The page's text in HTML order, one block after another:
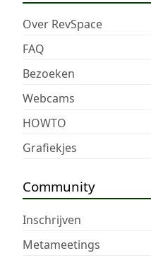
Over RevSpace
FAQ
Bezoeken
Webcams
HOWTO
Grafiekjes
Community
Inschrijven
Metameetings